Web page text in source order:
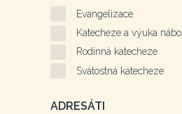
Evangelizace
Katecheze a výuka
Rodinná katecheze
Svátostná katecheze
ADRESÁTI